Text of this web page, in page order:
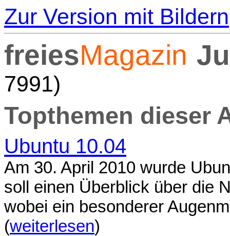
Zur Version mit Bildern
freiesMagazin
7991)
Topthemen dieser
Ubuntu 10.04
Am 30. April 2010 wurde
soll einen Überblick über die
wobei ein besonderer
(weiterlesen)